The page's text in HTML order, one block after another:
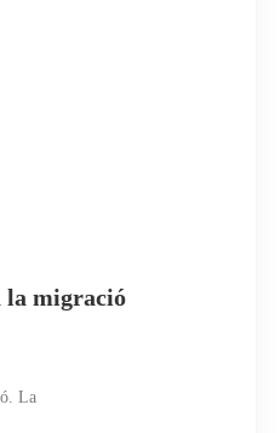
la migració
La